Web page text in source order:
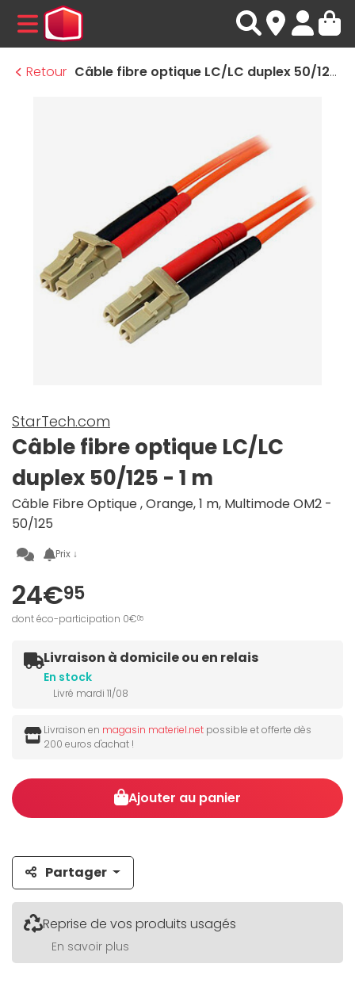
MENU
Retour
Câble fibre optique LC/LC duplex 50/125 - 1 m
StarTech.com
Câble fibre optique LC/LC
duplex 50/125 - 1 m
Câble Fibre Optique , Orange, 1 m, Multimode OM2 -
50/125
Prix ↓
24€95
dont éco-participation 0€05
Livraison à domicile ou en relais
En stock
Livré mardi 11/08
Livraison en magasin materiel.net possible et offerte dès
200 euros d'achat !
Ajouter au panier
Partager
Reprise de vos produits usagés
En savoir plus